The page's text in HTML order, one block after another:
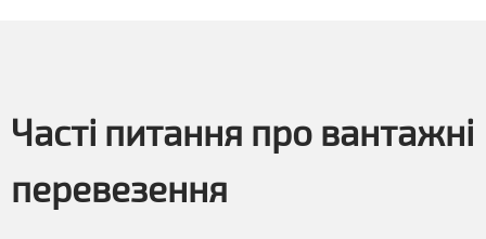
Часті питання про вантажні
перевезення